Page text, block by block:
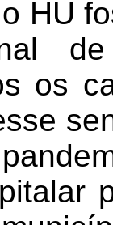
HU
os